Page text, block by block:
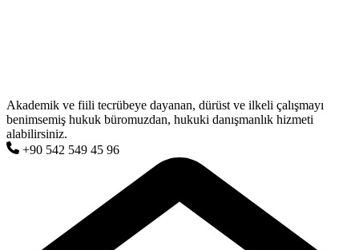
Akademik ve fiili tecrübeye dayanan, dürüst ve ilkeli çalışmayı
benimsemiş hukuk büromuzdan, hukuki danışmanlık hizmeti
alabilirsiniz.
+90 542 549 45 96